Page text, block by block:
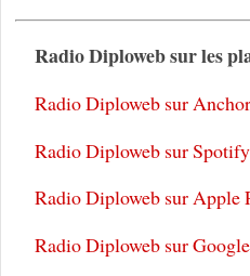
Radio Diploweb sur les
Radio Diploweb sur Anchor
Radio Diploweb sur Spotify
Radio Diploweb sur Apple
Radio Diploweb sur